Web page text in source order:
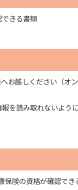
きる書類
お越しください（オ
を読み取れないよう
保険の資格が確認でき